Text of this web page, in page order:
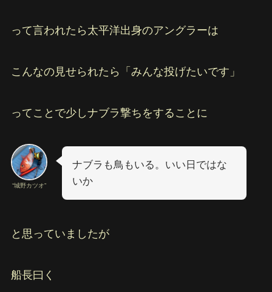
って言われたら太平洋出身のアングラーは
こんなの見せられたら「みんな投げたいです」
ってことで少しナブラ撃ちをすることに
“城野カツオ”
ナブラも鳥もいる。いい日ではな
いか
と思っていましたが
船長曰く